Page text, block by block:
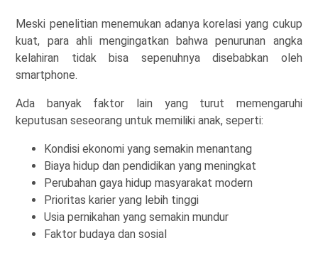
Meski penelitian menemukan adanya korelasi yang cukup
kuat, para ahli mengingatkan bahwa penurunan angka
kelahiran tidak bisa sepenuhnya disebabkan oleh
smartphone.
Ada banyak faktor lain yang turut memengaruhi
keputusan seseorang untuk memiliki anak, seperti:
Kondisi ekonomi yang semakin menantang
Biaya hidup dan pendidikan yang meningkat
Perubahan gaya hidup masyarakat modern
Prioritas karier yang lebih tinggi
Usia pernikahan yang semakin mundur
Faktor budaya dan sosial